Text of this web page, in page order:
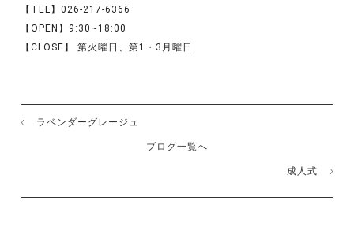
【TEL】026-217-6366
【OPEN】9:30~18:00
【CLOSE】 第火曜日、第1・3月曜日
ラベンダーグレージュ
ブログ一覧へ
成人式